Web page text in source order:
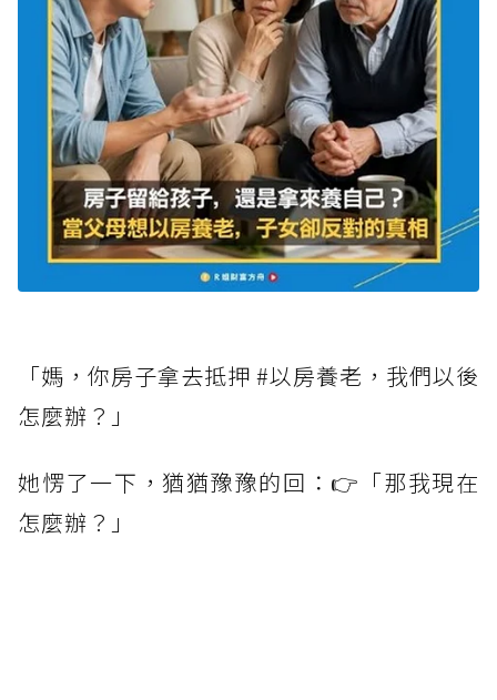
「媽，你房子拿去抵押 #以房養老，我們以後
怎麼辦？」
她愣了一下，猶猶豫豫的回：👉「那我現在
怎麼辦？」